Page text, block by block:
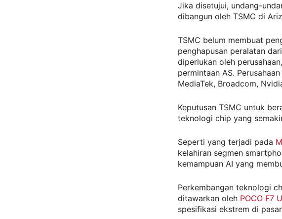
Jika disetujui, undang-
dibangun oleh TSMC di
TSMC belum membuat
penghapusan peralatan
diperlukan oleh
permintaan AS.
MediaTek, Broadcom,
Keputusan TSMC untuk
teknologi chip yang
Seperti yang terjadi pada
kelahiran segmen
kemampuan AI yang
Perkembangan teknologi
ditawarkan oleh POCO F7
spesifikasi ekstrem di